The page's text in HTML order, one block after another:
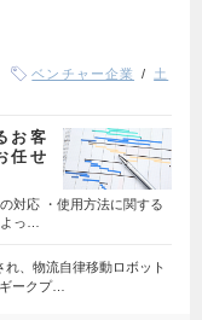
ベンチャー企業
土
お客
任せ
対応 ・使用方法に関する
っ…
、物流自律移動ロボット
ークプ…